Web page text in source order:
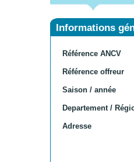
Informations
Référence ANCV
Référence offreur
Saison / année
Departement /
Adresse